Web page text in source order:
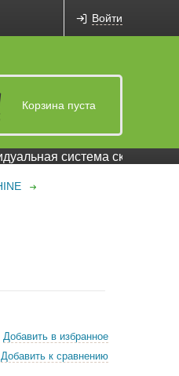
Войти
Корзина пуста
система скидок и
Добавить в избранное
Добавить к сравнению